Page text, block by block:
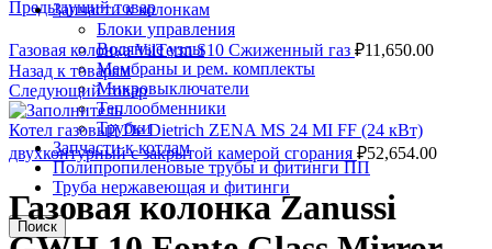
Запчасти к колонкам
Блоки управления
Водяные узлы
Мембраны и рем. комплекты
Микровыключатели
Теплообменники
Трубки
Запчасти к котлам
Полипропиленовые трубы и фитинги ПП
Труба нержавеющая и фитинги
Поиск
Предыдущий товар
Газовая колонка VilTerm S10 Сжиженный газ ₽11,650.00
Назад к товарам
Следующий товар
Котел газовый De Dietrich ZENA MS 24 MI FF (24 кВт)
двухконтурный с закрытой камерой сгорания ₽52,654.00
Газовая колонка Zanussi